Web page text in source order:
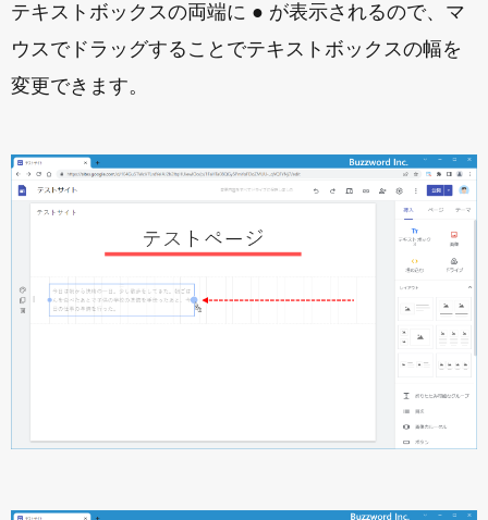
テキストボックスの両端に ● が表示されるので、マ
ウスでドラッグすることでテキストボックスの幅を
変更できます。